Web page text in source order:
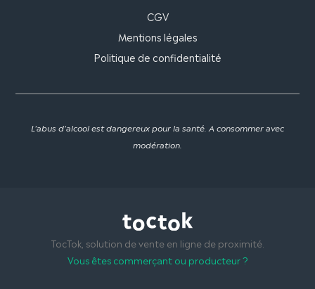
CGV
Mentions légales
Politique de confidentialité
L'abus d'alcool est dangereux pour la santé. A consommer avec
modération.
TocTok, solution de vente en ligne de proximité.
Vous êtes commerçant ou producteur ?